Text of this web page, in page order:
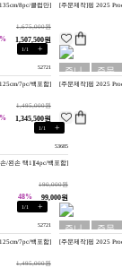
8pc/클럽만]
1,675,000원
1,507,500원
어용
제작
[주문제작]핑 2025
1/1 +
52721
7pc/백포함]
1,495,000원
1,345,500원
주니
어용
주문
제작
[주문제작]핑 2025
1/1 +
53685
/왼손 택1][4pc/백포함]
190,000원
48% 99,000원
1/1 +
52721
7pc/백포함]
1,495,000원
주니
어용
주문
제작
[주문제작]핑 2025